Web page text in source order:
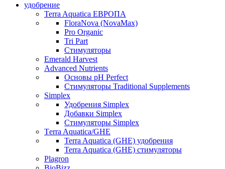
удобрение
Terra Aquatica ЕВРОПА
FloraNova (NovaMax)
Pro Organic
Tri Part
Стимуляторы
Emerald Harvest
Advanced Nutrients
Основы pH Perfect
Стимуляторы Traditional Supplements
Simplex
Удобрения Simplex
Добавки Simplex
Стимуляторы Simplex
Тerra Aquatica/GHE
Terra Aquatica (GHE) удобрения
Terra Aquatica (GHE) стимуляторы
Plagron